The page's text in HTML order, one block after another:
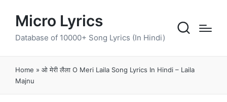
Micro Lyrics
Database of 10000+ Song Lyrics (In Hindi)
Home » ओ मेरी लैला O Meri Laila Song Lyrics In Hindi – Laila
Majnu